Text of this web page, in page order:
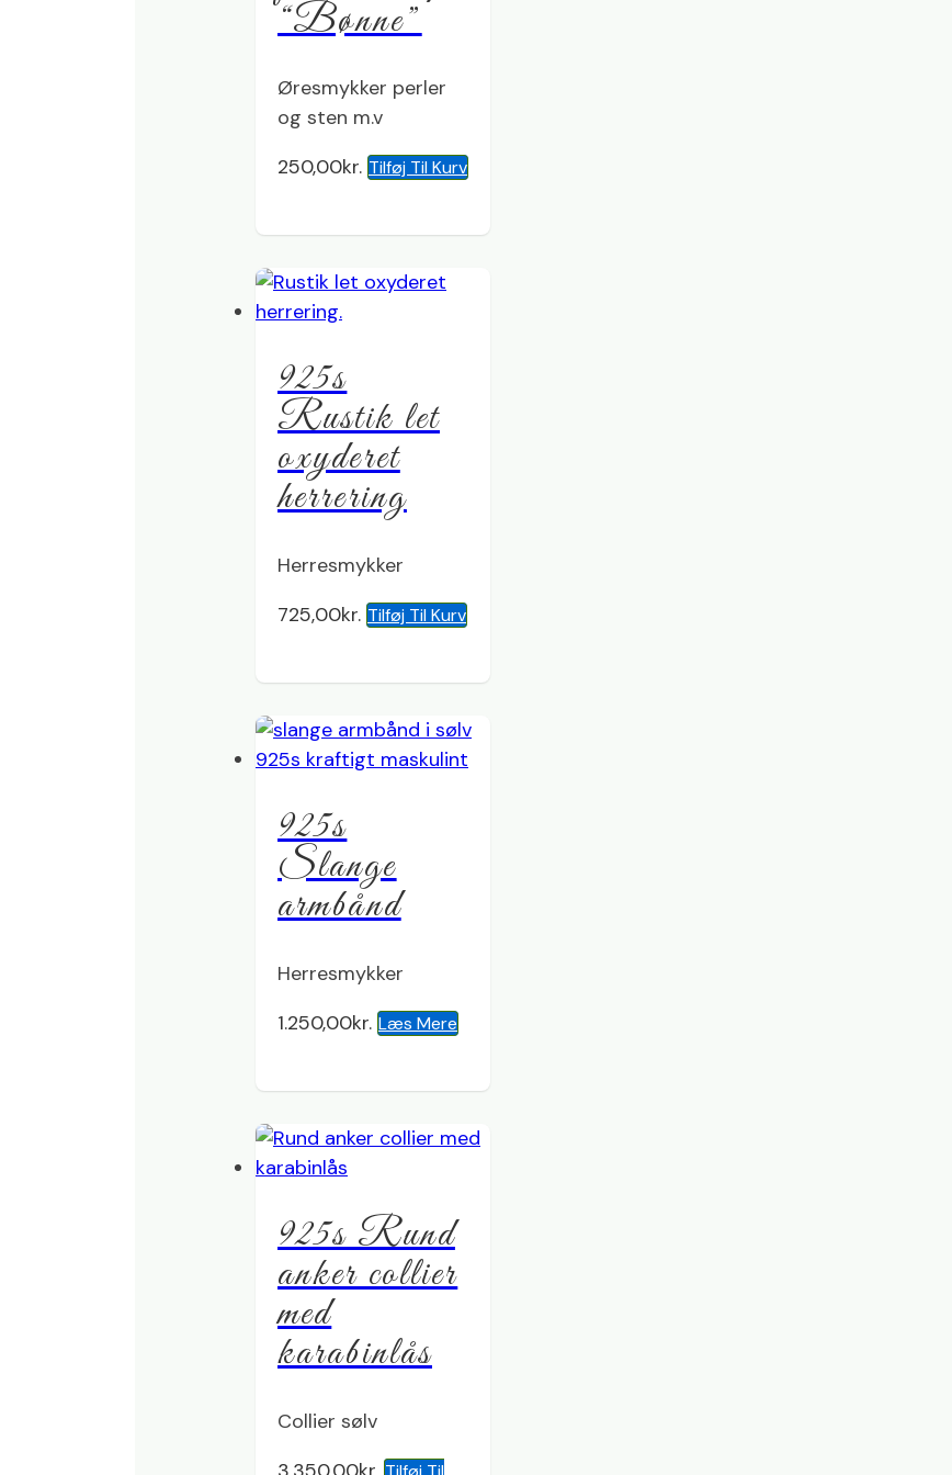
“Bønne”
Øresmykker perler
og sten m.v
250,00kr. Tilføj Til Kurv
925s
Rustik let
oxyderet
herrering
Herresmykker
725,00kr. Tilføj Til Kurv
925s
Slange
armbånd
Herresmykker
1.250,00kr. Læs Mere
925s Rund
anker collier
med
karabinlås
Collier sølv